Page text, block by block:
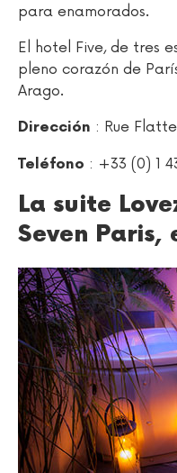
para enamorados.
El hotel Five, de tres
pleno corazón de
Arago.
Dirección : Rue
Teléfono : +33 (0) 1
La suite
Seven